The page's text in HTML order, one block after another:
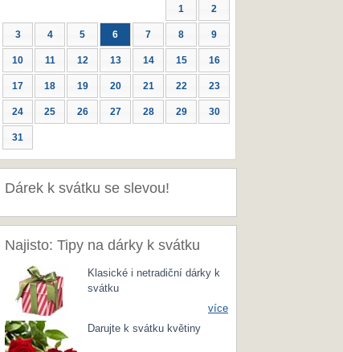
1 2
3 4 5 6 7 8 9
10 11 12 13 14 15 16
17 18 19 20 21 22 23
24 25 26 27 28 29 30
31
Dárek k svátku se slevou!
Najisto: Tipy na dárky k svátku
Klasické i netradiční dárky k
svátku
více
Darujte k svátku květiny